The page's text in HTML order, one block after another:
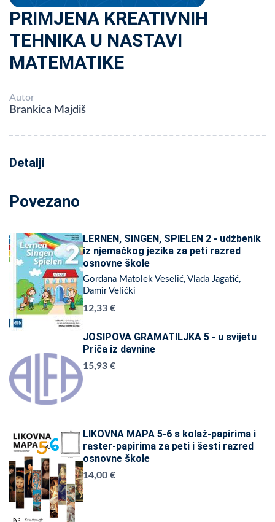
PRIMJENA KREATIVNIH
TEHNIKA U NASTAVI
MATEMATIKE
Autor
Brankica Majdiš
Detalji
Povezano
LERNEN, SINGEN, SPIELEN 2 - udžbenik
iz njemačkog jezika za peti razred
osnovne škole
Gordana Matolek Veselić, Vlada Jagatić,
Damir Velički
12,33 €
JOSIPOVA GRAMATILJKA 5 - u svijetu
Priča iz davnine
15,93 €
LIKOVNA MAPA 5-6 s kolaž-papirima i
raster-papirima za peti i šesti razred
osnovne škole
14,00 €